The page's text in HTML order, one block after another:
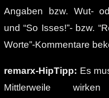
Angaben bzw. Wut-
und “So Isses!”- bzw.
Worte”-Kommentare
remarx-HipTipp: Es
Mittlerweile